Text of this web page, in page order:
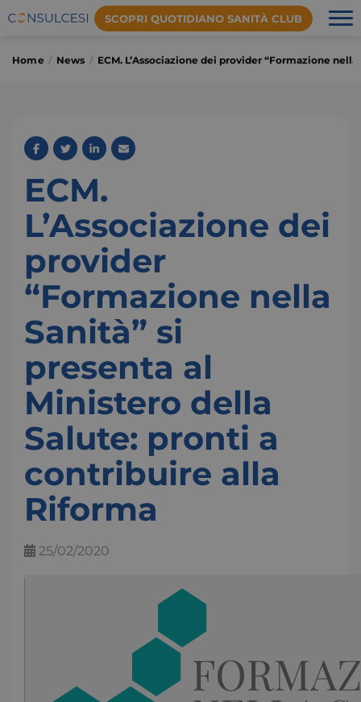
SCOPRI QUOTIDIANO SANITÀ CLUB
Home News ECM. L’Associazione dei provider “Formazione
ECM.
L’Associazione dei
provider
“Formazione nella
Sanità” si
presenta al
Ministero della
Salute: pronti a
contribuire alla
Riforma
25/02/2020